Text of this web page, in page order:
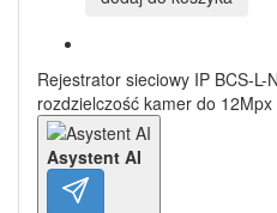
Rejestrator sieciowy IP BCS-
rozdzielczość kamer do 12Mpx
Asystent AI